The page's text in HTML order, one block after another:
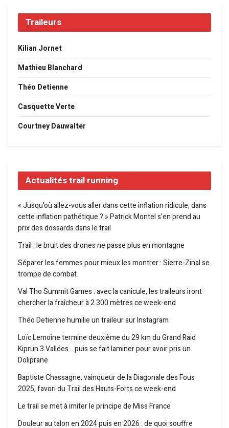
Traileurs
Kilian Jornet
Mathieu Blanchard
Théo Detienne
Casquette Verte
Courtney Dauwalter
Actualités trail running
« Jusqu’où allez-vous aller dans cette inflation ridicule, dans
cette inflation pathétique ? » Patrick Montel s’en prend au
prix des dossards dans le trail
Trail : le bruit des drones ne passe plus en montagne
Séparer les femmes pour mieux les montrer : Sierre-Zinal se
trompe de combat
Val Tho Summit Games : avec la canicule, les traileurs iront
chercher la fraîcheur à 2 300 mètres ce week-end
Théo Detienne humilie un traileur sur Instagram
Loïc Lemoine termine deuxième du 29 km du Grand Raid
Kiprun 3 Vallées… puis se fait laminer pour avoir pris un
Doliprane
Baptiste Chassagne, vainqueur de la Diagonale des Fous
2025, favori du Trail des Hauts-Forts ce week-end
Le trail se met à imiter le principe de Miss France
Douleur au talon en 2024 puis en 2026 : de quoi souffre